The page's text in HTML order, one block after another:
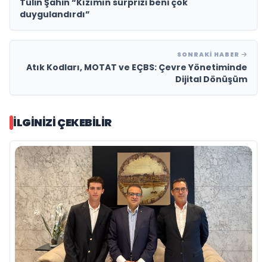
duygulandırdı”
SONRAKI HABER
Atık Kodları, MOTAT ve EÇBS: Çevre Yönetiminde
Dijital Dönüşüm
İLGINIZI ÇEKEBILIR